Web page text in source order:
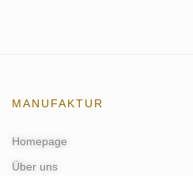
MANUFAKTUR
Homepage
Über uns